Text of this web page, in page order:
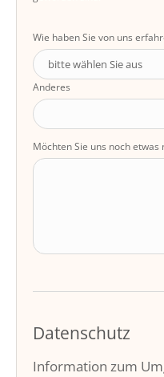
Wie haben Sie von uns
Anderes
Möchten Sie uns noch etwas
Datenschutz
Information zum